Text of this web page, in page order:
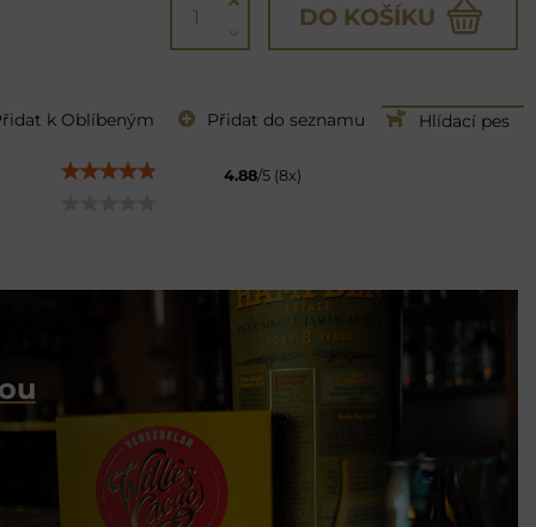
DO KOŠÍKU
k Oblíbeným Přidat do seznamu Hlídací pes
4.88/5 (8x)